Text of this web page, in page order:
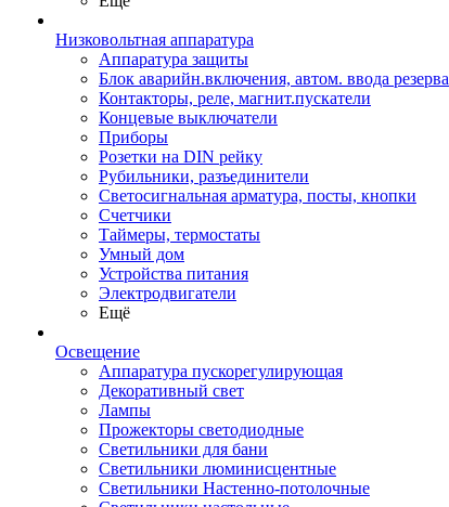
Низковольтная аппаратура
Аппаратура защиты
Блок аварийн.включения, автом. ввода резерва
Контакторы, реле, магнит.пускатели
Концевые выключатели
Приборы
Розетки на DIN рейку
Рубильники, разъединители
Светосигнальная арматура, посты, кнопки
Счетчики
Таймеры, термостаты
Умный дом
Устройства питания
Электродвигатели
Ещё
Освещение
Аппаратура пускорегулирующая
Декоративный свет
Лампы
Прожекторы светодиодные
Светильники для бани
Светильники люминисцентные
Светильники Настенно-потолочные